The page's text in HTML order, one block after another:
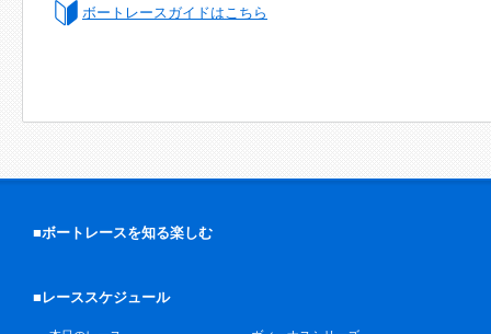
ボートレースガイドはこちら
■ボートレースを知る楽しむ
■レーススケジュール